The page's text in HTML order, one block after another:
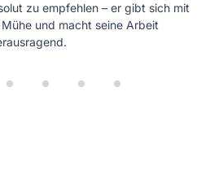
zu empfehlen – er gibt sich mit
und macht seine Arbeit